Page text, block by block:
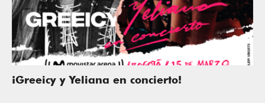
¡Greeicy y Yeliana en concierto!